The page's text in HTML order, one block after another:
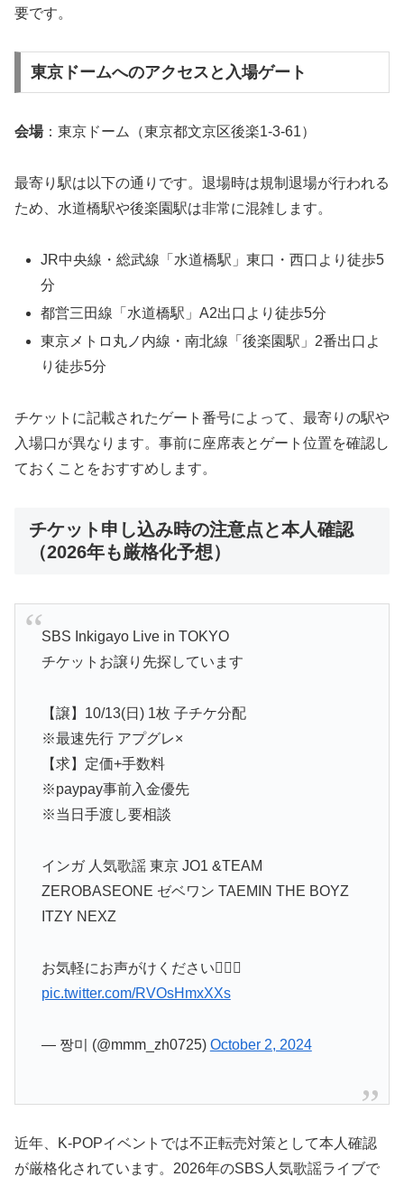
要です。
東京ドームへのアクセスと入場ゲート
会場：東京ドーム（東京都文京区後楽1-3-61）
最寄り駅は以下の通りです。退場時は規制退場が行われる
ため、水道橋駅や後楽園駅は非常に混雑します。
JR中央線・総武線「水道橋駅」東口・西口より徒歩5
分
都営三田線「水道橋駅」A2出口より徒歩5分
東京メトロ丸ノ内線・南北線「後楽園駅」2番出口よ
り徒歩5分
チケットに記載されたゲート番号によって、最寄りの駅や
入場口が異なります。事前に座席表とゲート位置を確認し
ておくことをおすすめします。
チケット申し込み時の注意点と本人確認
（2026年も厳格化予想）
SBS Inkigayo Live in TOKYO
チケットお譲り先探しています
【譲】10/13(日) 1枚 子チケ分配
※最速先行 アプグレ×
【求】定価+手数料
※paypay事前入金優先
※当日手渡し要相談
インガ 人気歌謡 東京 JO1 &TEAM
ZEROBASEONE ゼベワン TAEMIN THE BOYZ
ITZY NEXZ
お気軽にお声がけください🙇🏻‍♂️
pic.twitter.com/RVOsHmxXXs
— 짱미 (@mmm_zh0725) October 2, 2024
近年、K-POPイベントでは不正転売対策として本人確認
が厳格化されています。2026年のSBS人気歌謡ライブで